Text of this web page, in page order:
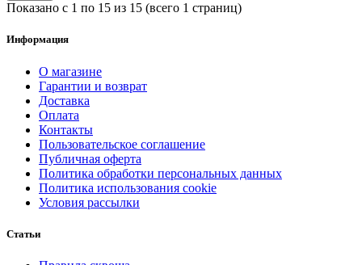
Показано с 1 по 15 из 15 (всего 1 страниц)
Информация
О магазине
Гарантии и возврат
Доставка
Оплата
Контакты
Пользовательское соглашение
Публичная оферта
Политика обработки персональных данных
Политика использования cookie
Условия рассылки
Статьи